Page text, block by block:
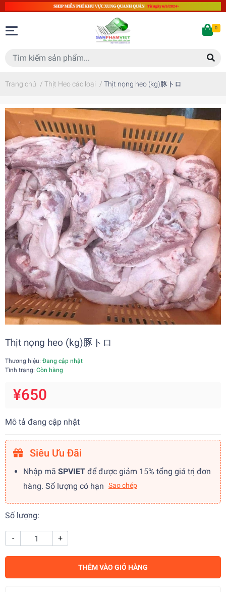
0
Trang chủ / Thịt Heo các loại / Thịt nọng heo (kg)豚トロ
Thịt nọng heo (kg)豚トロ
Thương hiệu: Đang cập nhật
Tình trạng: Còn hàng
¥650
Mô tả đang cập nhật
Siêu Ưu Đãi
Nhập mã SPVIET để được giảm 15% tổng giá trị đơn
hàng. Số lượng có hạn
Sao chép
Số lượng:
- +
THÊM VÀO GIỎ HÀNG